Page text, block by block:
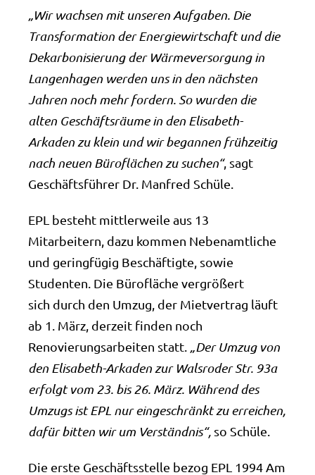
„Wir wachsen mit unseren Aufgaben. Die
Transformation der Energiewirtschaft und die
Dekarbonisierung der Wärmeversorgung in
Langenhagen werden uns in den nächsten
Jahren noch mehr fordern. So wurden die
alten Geschäftsräume in den Elisabeth-
Arkaden zu klein und wir begannen frühzeitig
nach neuen Büroflächen zu suchen“, sagt
Geschäftsführer Dr. Manfred Schüle.
EPL besteht mittlerweile aus 13
Mitarbeitern, dazu kommen Nebenamtliche
und geringfügig Beschäftigte, sowie
Studenten. Die Bürofläche vergrößert
sich durch den Umzug, der Mietvertrag läuft
ab 1. März, derzeit finden noch
Renovierungsarbeiten statt. „Der Umzug von
den Elisabeth-Arkaden zur Walsroder Str. 93a
erfolgt vom 23. bis 26. März. Während des
Umzugs ist EPL nur eingeschränkt zu erreichen,
dafür bitten wir um Verständnis“, so Schüle.
Die erste Geschäftsstelle bezog EPL 1994 Am